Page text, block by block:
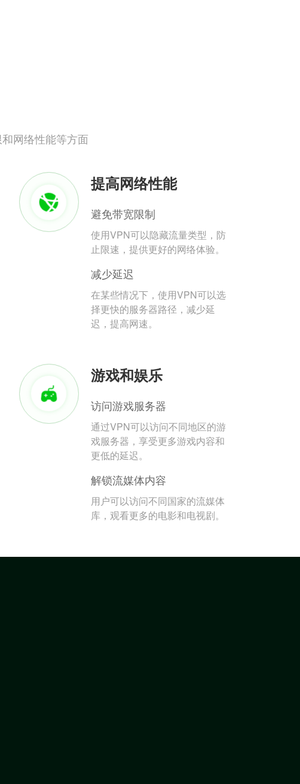
网络性能等方面
提高网络性能
避免带宽限制
使用VPN可以隐藏流量类型，防
止限速，提供更好的网络体验。
减少延迟
在某些情况下，使用VPN可以选
择更快的服务器路径，减少延
迟，提高网速。
游戏和娱乐
访问游戏服务器
通过VPN可以访问不同地区的游
戏服务器，享受更多游戏内容和
更低的延迟。
解锁流媒体内容
用户可以访问不同国家的流媒体
库，观看更多的电影和电视剧。